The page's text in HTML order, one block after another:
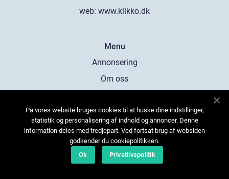
web: www.klikko.dk
Menu
Annonsering
Om oss
Kontakta oss
Sitemap
På vores website bruges cookies til at huske dine indstillinger,
statistik og personalisering af indhold og annoncer. Denne
information deles med tredjepart. Ved fortsat brug af websiden
godkender du cookiepolitikken.
Ok
Privatlivspolitik